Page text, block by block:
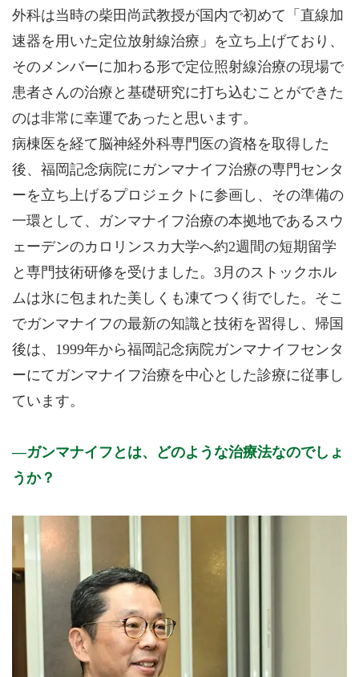
外科は当時の柴田尚武教授が国内で初めて「直線加
速器を用いた定位放射線治療」を立ち上げており、
そのメンバーに加わる形で定位照射線治療の現場で
患者さんの治療と基礎研究に打ち込むことができた
のは非常に幸運であったと思います。
病棟医を経て脳神経外科専門医の資格を取得した
後、福岡記念病院にガンマナイフ治療の専門センタ
ーを立ち上げるプロジェクトに参画し、その準備の
一環として、ガンマナイフ治療の本拠地であるスウ
ェーデンのカロリンスカ大学へ約2週間の短期留学
と専門技術研修を受けました。3月のストックホル
ムは氷に包まれた美しくも凍てつく街でした。そこ
でガンマナイフの最新の知識と技術を習得し、帰国
後は、1999年から福岡記念病院ガンマナイフセンタ
ーにてガンマナイフ治療を中心とした診療に従事し
ています。
ガンマナイフとは、どのような治療法なのでしょ
うか？